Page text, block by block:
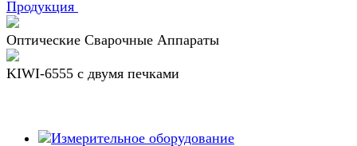
Продукция
Оптические Сварочные Аппараты
KIWI-6555 c двумя печками